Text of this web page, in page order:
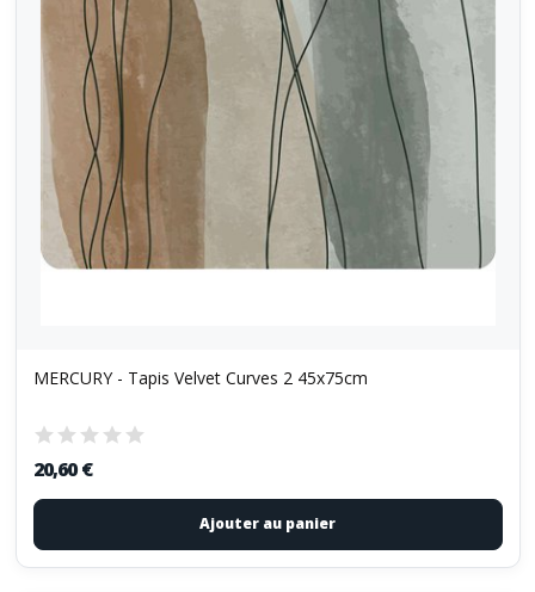
MERCURY - Tapis Velvet Curves 2 45x75cm
20,60 €
Ajouter au panier